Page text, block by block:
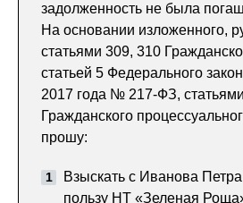
задолженность не была
На основании изложенного,
статьями 309, 310
статьей 5 Федерального
2017 года № 217-ФЗ,
Гражданского
прошу:
Взыскать с Иванова
пользу НТ «Зеленая